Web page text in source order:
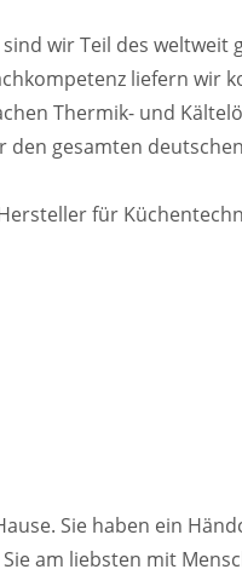
wir Teil des
liefern wir
Thermik- und
gesamten
für
Sie haben ein
am liebsten mit